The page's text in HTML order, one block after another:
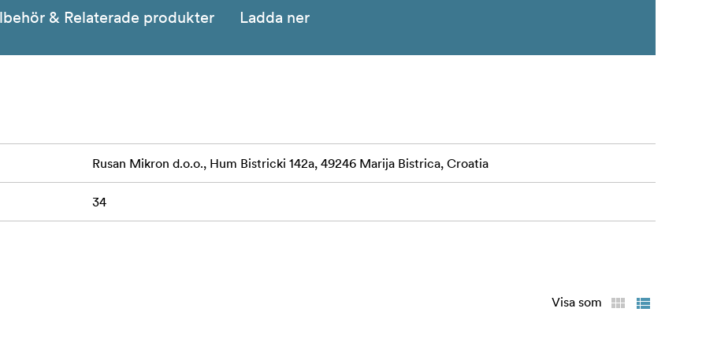
& Relaterade produkter Ladda ner
Rusan Mikron d.o.o., Hum Bistricki 142a, 49246 Marija Bistrica, Croatia
34
Visa som